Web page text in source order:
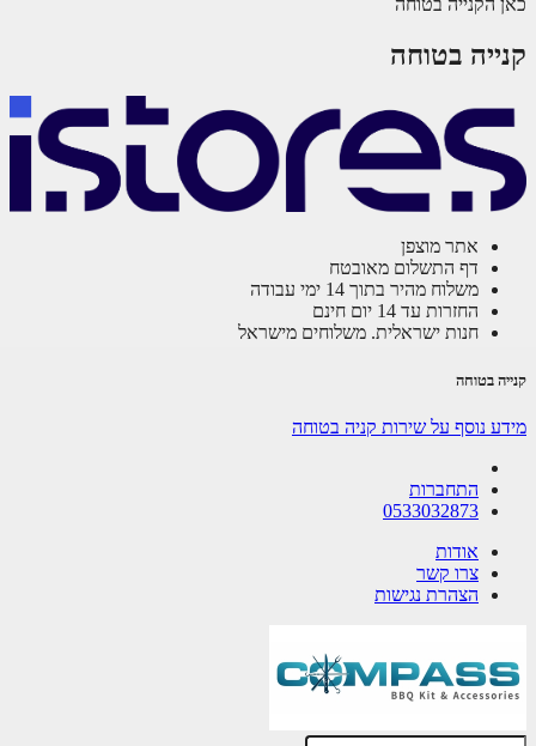
הקנייה בטוחה
בטוחה
אתר מוצפן
דף התשלום מאובטח
משלוח מהיר בתוך 14 ימי עבודה
החזרות עד 14 יום חינם
חנות ישראלית. משלוחים מישראל
בטוחה
נוסף על שירות קניה בטוחה
התחברות
0533032873
אודות
צרו קשר
הצהרת נגישות